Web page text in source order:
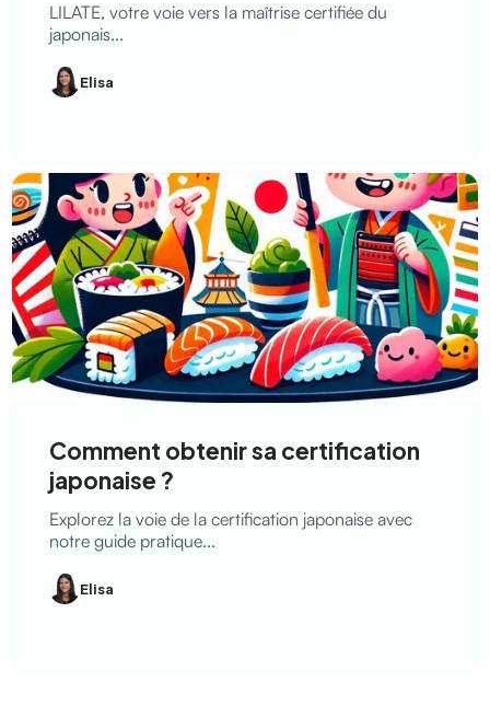
LILATE, votre voie vers la maîtrise certifiée du
japonais...
Elisa
Comment obtenir sa certification
japonaise ?
Explorez la voie de la certification japonaise avec
notre guide pratique...
Elisa